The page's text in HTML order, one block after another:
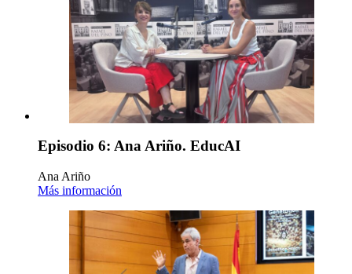
Episodio 6: Ana Ariño. EducAI
Ana Ariño
Más información